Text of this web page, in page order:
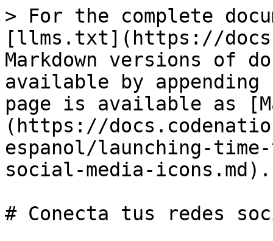
> For the complete
[llms.txt](https://
Markdown versions of
available by
page is available as
(https://
espanol/launching-
social-media-icons.md).
# Conecta tus redes